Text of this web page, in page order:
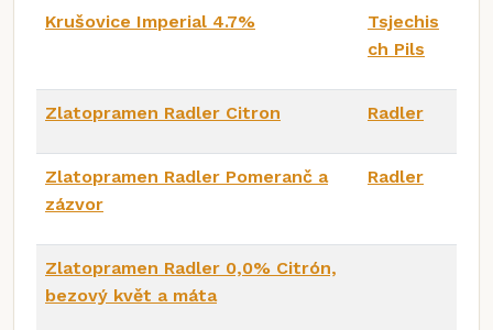
Krušovice Imperial 4.7%
Tsjechis
ch Pils
Zlatopramen Radler Citron Radler
Zlatopramen Radler Pomeranč a
zázvor
Radler
Zlatopramen Radler 0,0% Citrón,
bezový květ a máta